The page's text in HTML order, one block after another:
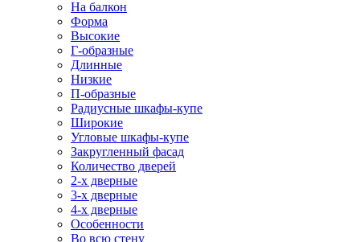
На балкон
Форма
Высокие
Г-образные
Длинные
Низкие
П-образные
Радиусные шкафы-купе
Широкие
Угловые шкафы-купе
Закругленный фасад
Количество дверей
2-х дверные
3-х дверные
4-х дверные
Особенности
Во всю стену